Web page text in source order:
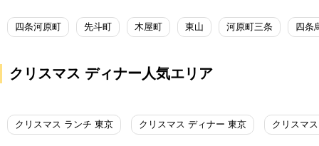
四条河原町 先斗町 木屋町 東山 河原町三条 四条
クリスマス ディナー人気エリア
クリスマス ランチ 東京 クリスマス ディナー 東京 クリスマ